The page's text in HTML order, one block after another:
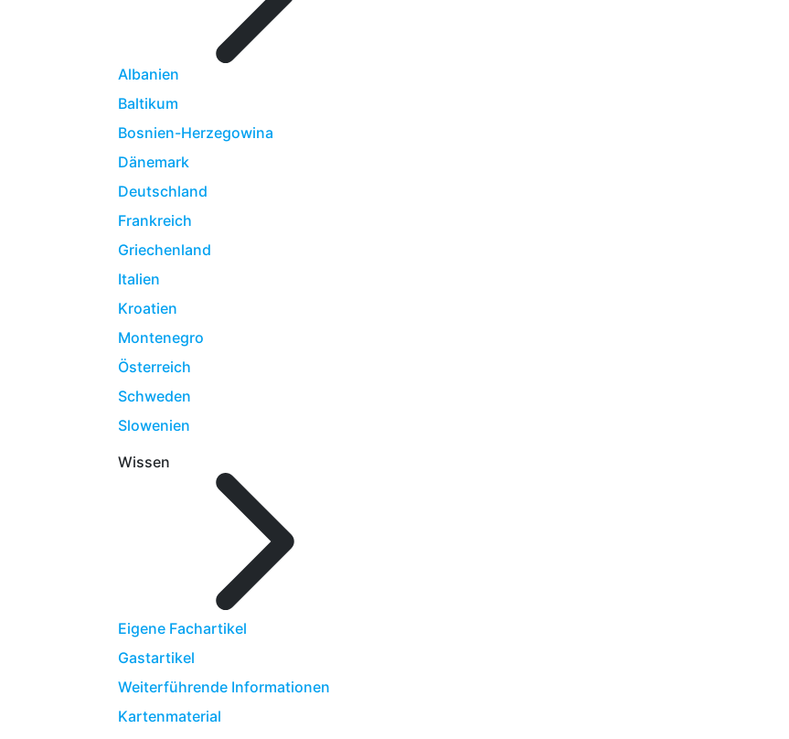
Albanien
Baltikum
Bosnien-Herzegowina
Dänemark
Deutschland
Frankreich
Griechenland
Italien
Kroatien
Montenegro
Österreich
Schweden
Slowenien
Wissen
Eigene Fachartikel
Gastartikel
Weiterführende Informationen
Kartenmaterial